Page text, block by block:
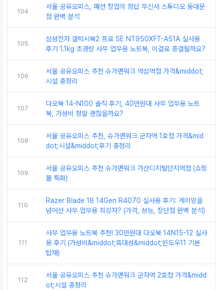
104
서울 공유오피스, 패션 창업의 정답 무신사 스튜디오 동대문
점 완벽 분석
105
삼성전자 갤럭시북2 프로 SE NT950XFT-A51A 실사용
후기 1.1kg 초경량 사무 업무용 노트북, 이걸로 종결될까요?
106
서울 공유오피스 추천 슈가맨워크 역삼역점 가격&middot;
시설 총정리
107
다오북 14-N100 솔직 후기, 40만원대 사무 업무용 노트
북, 가성비 정말 괜찮을까요?
108
서울 공유오피스 추천, 슈가맨워크 군자역 1호점 가격&mid
dot;시설&middot;후기 총정리
109
서울 공유오피스 추천 슈가맨워크 가산디지털단지역점 (쇼핑
몰 특화)
110
Razer Blade 18 14Gen R4070 실사용 후기: 게이밍을
넘어선 사무 업무용 최강자? (가격, 성능, 장단점 완벽 분석)
111
사무 업무용 노트북 추천! 30만원대 다오북 14N15-12 실사
용 후기 (가성비&middot;휴대성&middot;윈도우11 기본
탑재)
112
서울 공유오피스 추천 슈가맨워크 군자역 2호점 가격&midd
ot;시설 총정리